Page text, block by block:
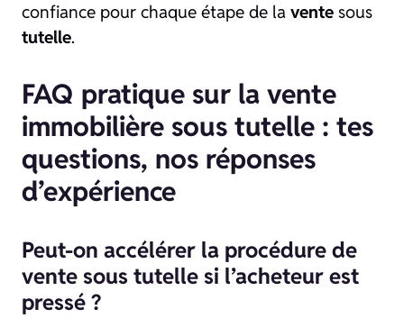
confiance pour chaque étape de la vente sous
tutelle.
FAQ pratique sur la vente
immobilière sous tutelle : tes
questions, nos réponses
d’expérience
Peut-on accélérer la procédure de
vente sous tutelle si l’acheteur est
pressé ?